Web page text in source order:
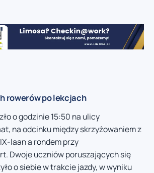
rowerów po lekcjach
o godzinie 15:50 na ulicy
na odcinku między skrzyżowaniem z
laan a rondem przy
Dwoje uczniów poruszających się
o siebie w trakcie jazdy, w wyniku